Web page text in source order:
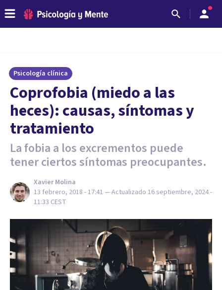
Psicología clínica
Coprofobia (miedo a las
heces): causas, síntomas y
tratamiento
La fobia a los excrementos puede
tener ciertos síntomas preocupantes.
Xavier Molina
13 febrero, 2018 - 17:41 — Actualizado 16 septiembre, 2024 -
11:33 CEST